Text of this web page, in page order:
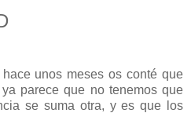
unos meses os conté que
parece que no tenemos que
se suma otra, y es que los